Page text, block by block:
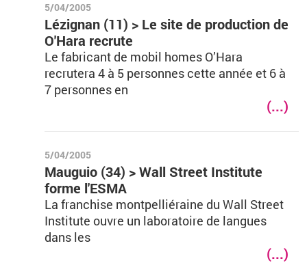
5/04/2005
Lézignan (11) > Le site de production de
O'Hara recrute
Le fabricant de mobil homes O’Hara
recrutera 4 à 5 personnes cette année et 6 à
7 personnes en
(...)
5/04/2005
Mauguio (34) > Wall Street Institute
forme l'ESMA
La franchise montpelliéraine du Wall Street
Institute ouvre un laboratoire de langues
dans les
(...)